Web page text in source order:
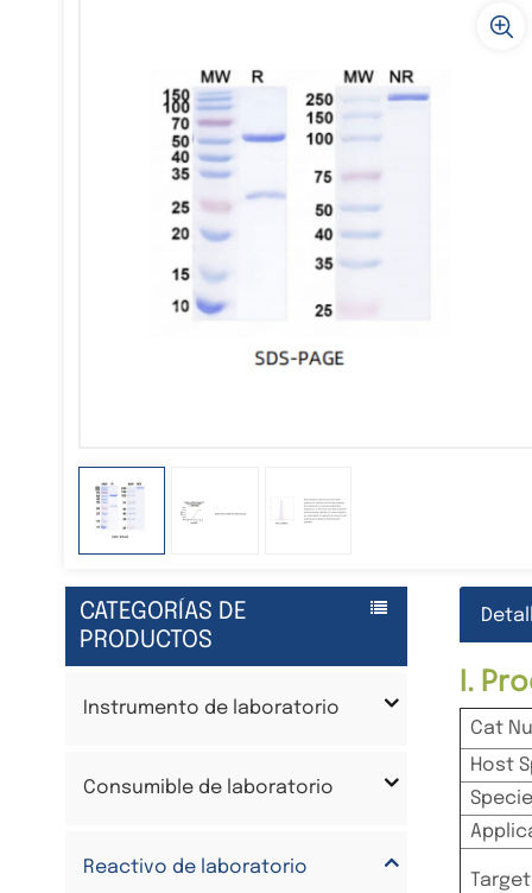
CATEGORÍAS DE
PRODUCTOS
Instrumento de laboratorio
Consumible de laboratorio
Reactivo de laboratorio
I.
Cat
Host
Target